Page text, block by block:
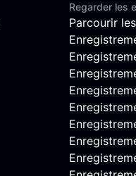
Regarder les
Parcourir